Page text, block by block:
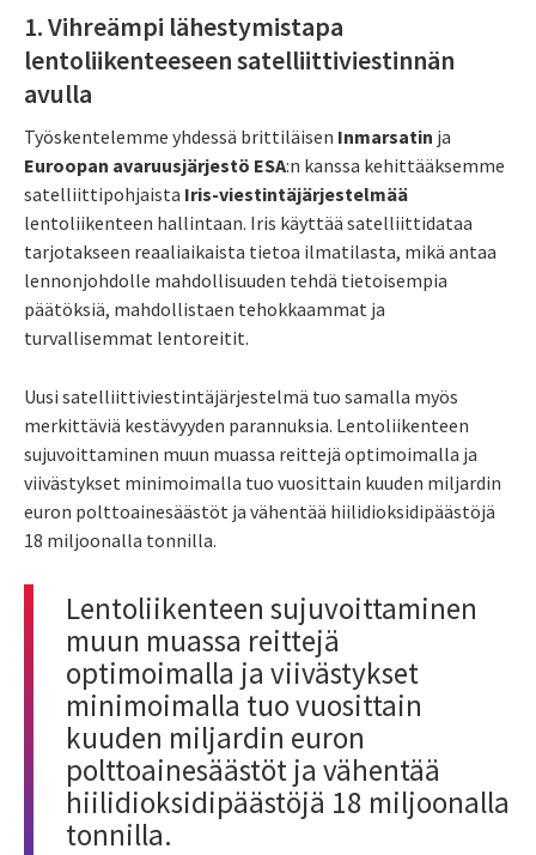
1. Vihreämpi lähestymistapa
lentoliikenteeseen satelliittiviestinnän
avulla
Työskentelemme yhdessä brittiläisen Inmarsatin ja
Euroopan avaruusjärjestö ESA:n kanssa kehittääksemme
satelliittipohjaista Iris-viestintäjärjestelmää
lentoliikenteen hallintaan. Iris käyttää satelliittidataa
tarjotakseen reaaliaikaista tietoa ilmatilasta, mikä antaa
lennonjohdolle mahdollisuuden tehdä tietoisempia
päätöksiä, mahdollistaen tehokkaammat ja
turvallisemmat lentoreitit.
Uusi satelliittiviestintäjärjestelmä tuo samalla myös
merkittäviä kestävyyden parannuksia. Lentoliikenteen
sujuvoittaminen muun muassa reittejä optimoimalla ja
viivästykset minimoimalla tuo vuosittain kuuden miljardin
euron polttoainesäästöt ja vähentää hiilidioksidipäästöjä
18 miljoonalla tonnilla.
Lentoliikenteen sujuvoittaminen
muun muassa reittejä
optimoimalla ja viivästykset
minimoimalla tuo vuosittain
kuuden miljardin euron
polttoainesäästöt ja vähentää
hiilidioksidipäästöjä 18 miljoonalla
tonnilla.